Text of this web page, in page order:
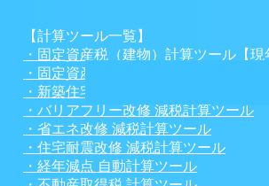
【計算ツール一覧】
・固定資産税（建物）計算ツール【現
・固定資産税（土地）計算ツール
・新築住宅の軽減シミュレーション
・バリアフリー改修 減税計算ツール
・省エネ改修 減税計算ツール
・住宅耐震改修 減税計算ツール
・経年減点 自動計算ツール